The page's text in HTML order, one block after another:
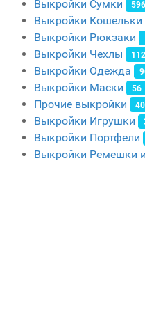
Выкройки Сумки 596
Выкройки Кошельки
Выкройки Рюкзаки
Выкройки Чехлы 112
Выкройки Одежда
Выкройки Маски 56
Прочие выкройки 40
Выкройки Игрушки
Выкройки Портфели
Выкройки Ремешки